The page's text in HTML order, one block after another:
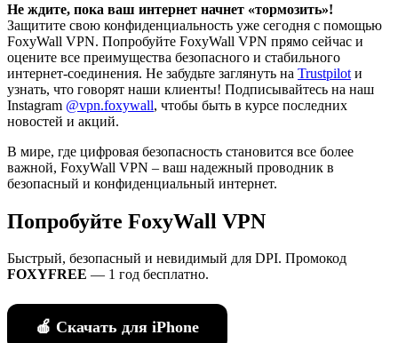
Не ждите, пока ваш интернет начнет «тормозить»!
Защитите свою конфиденциальность уже сегодня с помощью
FoxyWall VPN. Попробуйте FoxyWall VPN прямо сейчас и
оцените все преимущества безопасного и стабильного
интернет-соединения. Не забудьте заглянуть на Trustpilot и
узнать, что говорят наши клиенты! Подписывайтесь на наш
Instagram @vpn.foxywall, чтобы быть в курсе последних
новостей и акций.
В мире, где цифровая безопасность становится все более
важной, FoxyWall VPN – ваш надежный проводник в
безопасный и конфиденциальный интернет.
Попробуйте FoxyWall VPN
Быстрый, безопасный и невидимый для DPI. Промокод
FOXYFREE — 1 год бесплатно.
🍎 Скачать для iPhone